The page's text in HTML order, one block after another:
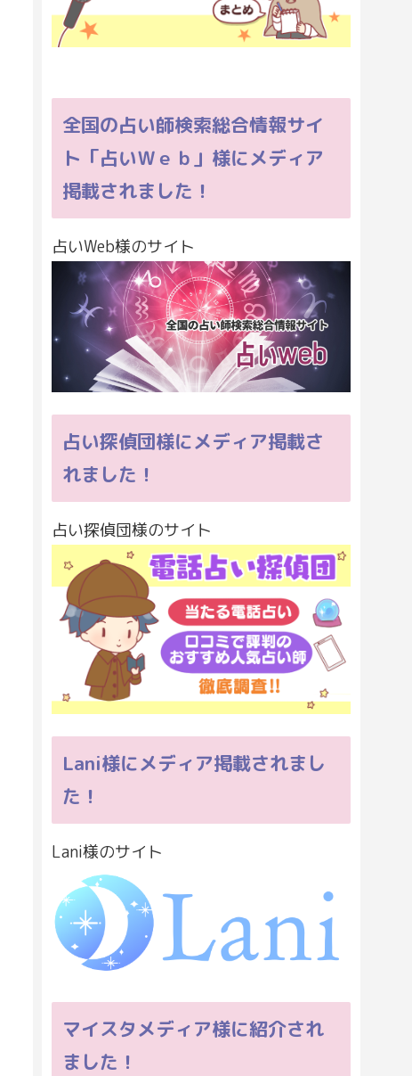
全国の占い師検索総合情報サイ
ト「占いＷｅｂ」様にメディア
掲載されました！
占いWeb様のサイト
占い探偵団様にメディア掲載さ
れました！
占い探偵団様のサイト
Lani様にメディア掲載されまし
た！
Lani様のサイト
マイスタメディア様に紹介され
ました！